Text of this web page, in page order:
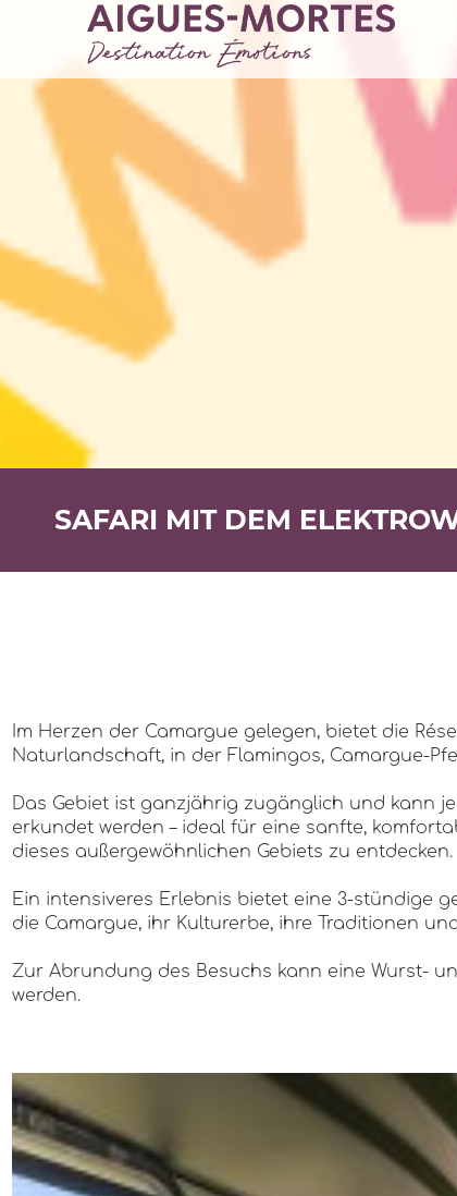
SAFARI MIT DEM
Im Herzen der Camargue gelegen, bietet die
Naturlandschaft, in der Flamingos, Camargue-
Das Gebiet ist ganzjährig zugänglich und kann
erkundet werden – ideal für eine sanfte,
dieses außergewöhnlichen Gebiets zu entdecken.
Ein intensiveres Erlebnis bietet eine 3-stündige
die Camargue, ihr Kulturerbe, ihre Traditionen
Zur Abrundung des Besuchs kann eine Wurst-
werden.